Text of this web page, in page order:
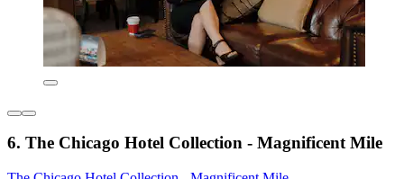
6. The Chicago Hotel Collection - Magnificent Mile